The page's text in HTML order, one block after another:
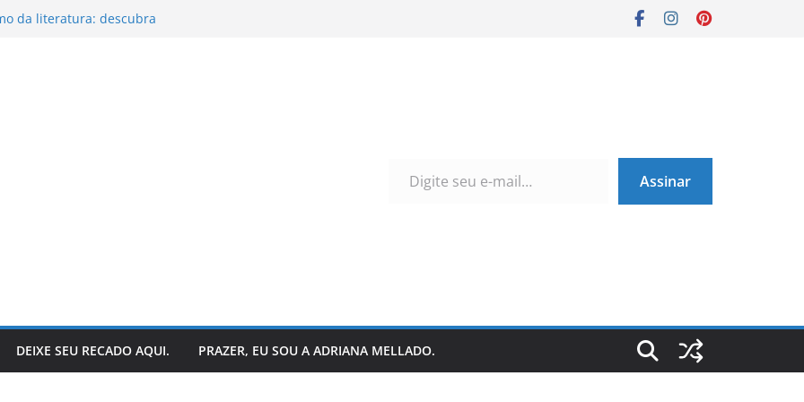
da literatura: descubra
acontece nos bastidores!
Assinar
DEIXE SEU RECADO AQUI. PRAZER, EU SOU A ADRIANA MELLADO.